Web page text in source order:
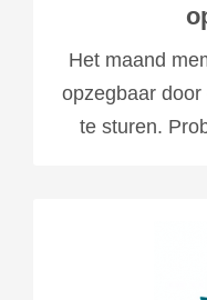
Het maand
opzegbaar
te sturen.